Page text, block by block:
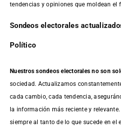
tendencias y opiniones que moldean el
Sondeos electorales
Político
Nuestros sondeos electorales no son
sociedad. Actualizamos
cada cambio, cada tendencia,
la información más reciente y
siempre al tanto de lo que sucede en el